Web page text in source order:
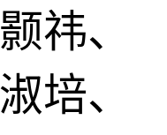
祎、
培、